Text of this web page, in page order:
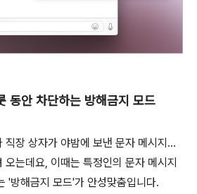
동안 차단하는 방해금지 모드
직장 상자가 야밤에 보낸 문자 메시지...
는데요, 이때는 특정인의 문자 메시지
'방해금지 모드'가 안성맞춤입니다.